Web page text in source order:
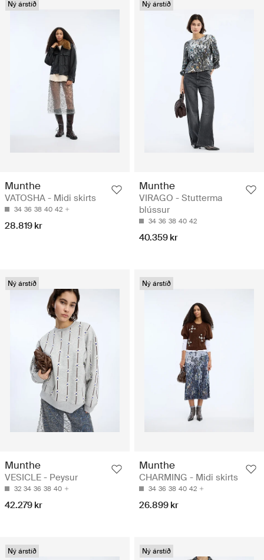
Ný árstíð
Munthe
VATOSHA - Midi skirts
34 36 38 40 42
28.819 kr
Ný árstíð
Munthe
VIRAGO - Stutterma
blússur
34 36 38 40 42
40.359 kr
Ný árstíð
Munthe
VESICLE - Peysur
32 34 36 38 40
42.279 kr
Ný árstíð
Munthe
CHARMING - Midi skirts
34 36 38 40 42
26.899 kr
Ný árstíð Ný árstíð